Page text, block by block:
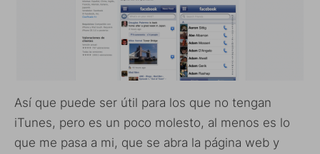
Así que puede ser útil para los que no tengan
iTunes, pero es un poco molesto, al menos es lo
que me pasa a mi, que se abra la página web y